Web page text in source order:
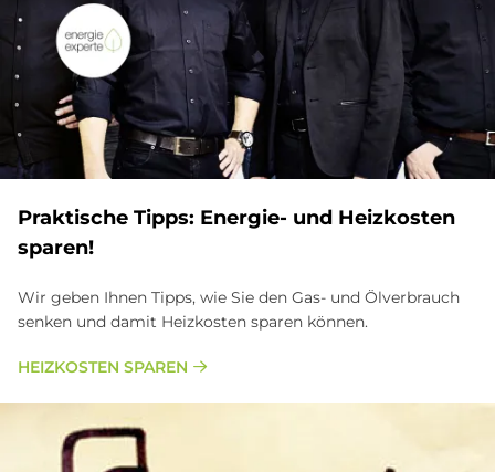
Prak­ti­sche Tipps: En­er­gie- und Heiz­ko­sten
spa­ren!
Wir geben Ihnen Tipps, wie Sie den Gas- und Ölverbrauch
senken und damit Heizkosten sparen können.
HEIZKOSTEN SPAREN